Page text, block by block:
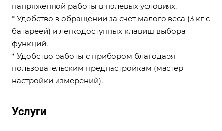
напряженной работы в полевых условиях.
* Удобство в обращении за счет малого веса (3 кг с
батареей) и легкодоступных клавиш выбора
функций.
* Удобство работы с прибором благодаря
пользовательским преднастройкам (мастер
настройки измерений).
Услуги